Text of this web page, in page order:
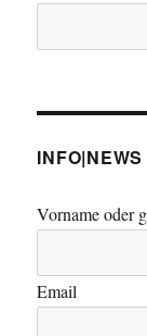
Vorname oder
Email